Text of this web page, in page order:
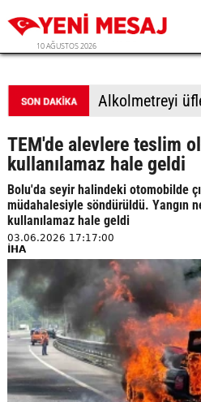
10 AĞUSTOS 2026
TEM'de alevlere teslim
kullanılamaz hale geldi
Bolu'da seyir halindeki otomobilde
müdahalesiyle söndürüldü. Yangın
kullanılamaz hale geldi
03.06.2026 17:17:00
İHA